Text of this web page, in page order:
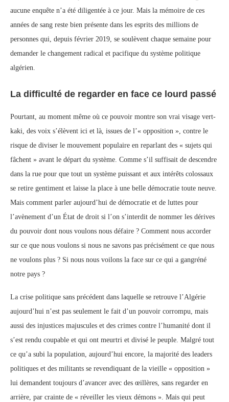
aucune enquête n’a été diligentée à ce jour. Mais la mémoire de ces
années de sang reste bien présente dans les esprits des millions de
personnes qui, depuis février 2019, se soulèvent chaque semaine pour
demander le changement radical et pacifique du système politique
algérien.
La difficulté de regarder en face ce lourd passé
Pourtant, au moment même où ce pouvoir montre son vrai visage vert-
kaki, des voix s’élèvent ici et là, issues de l’« opposition », contre le
risque de diviser le mouvement populaire en reparlant des « sujets qui
fâchent » avant le départ du système. Comme s’il suffisait de descendre
dans la rue pour que tout un système puissant et aux intérêts colossaux
se retire gentiment et laisse la place à une belle démocratie toute neuve.
Mais comment parler aujourd’hui de démocratie et de luttes pour
l’avènement d’un État de droit si l’on s’interdit de nommer les dérives
du pouvoir dont nous voulons nous défaire ? Comment nous accorder
sur ce que nous voulons si nous ne savons pas précisément ce que nous
ne voulons plus ? Si nous nous voilons la face sur ce qui a gangréné
notre pays ?
La crise politique sans précédent dans laquelle se retrouve l’Algérie
aujourd’hui n’est pas seulement le fait d’un pouvoir corrompu, mais
aussi des injustices majuscules et des crimes contre l’humanité dont il
s’est rendu coupable et qui ont meurtri et divisé le peuple. Malgré tout
ce qu’a subi la population, aujourd’hui encore, la majorité des leaders
politiques et des militants se revendiquant de la vieille « opposition »
lui demandent toujours d’avancer avec des œillères, sans regarder en
arrière, par crainte de « réveiller les vieux démons ». Mais qui peut